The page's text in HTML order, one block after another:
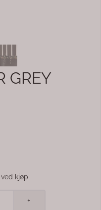
GREY
kjøp
+